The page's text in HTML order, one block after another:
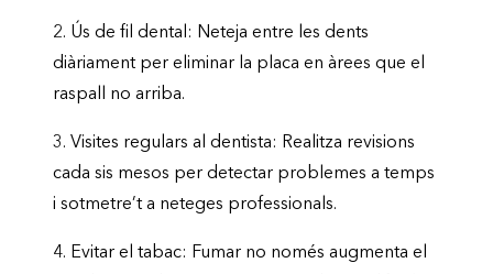
2. Ús de fil dental: Neteja entre les dents
diàriament per eliminar la placa en àrees que el
raspall no arriba.
3. Visites regulars al dentista: Realitza revisions
cada sis mesos per detectar problemes a temps
i sotmetre’t a neteges professionals.
4. Evitar el tabac: Fumar no només augmenta el